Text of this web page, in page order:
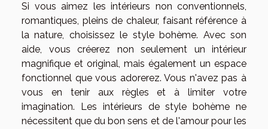
Si vous aimez les intérieurs non conventionnels,
romantiques, pleins de chaleur, faisant référence à
la nature, choisissez le style bohème. Avec son
aide, vous créerez non seulement un intérieur
magnifique et original, mais également un espace
fonctionnel que vous adorerez. Vous n'avez pas à
vous en tenir aux règles et à limiter votre
imagination. Les intérieurs de style bohème ne
nécessitent que du bon sens et de l'amour pour les